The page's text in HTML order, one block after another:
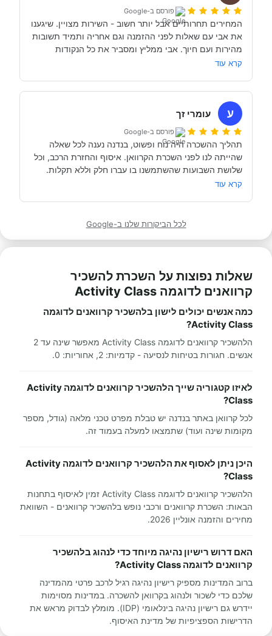
היה זמין לכל שאלה, לפני ובמהלך השהות שלנו (וכמעט ולא
השכרנו את הקרוואן בדורטמונד, בגרמניה- קיבלנו את האוטו
תודה אבי!
פורסם ב-Google
קרא עוד
ע עומרי זך
פורסם ב-Google
מאוד מומלץ לכל מי שרוצה לעשות חופשה בקרוואן.
קרא עוד
לכל הביקורות שלנו ב-Google
שאלות נפוצות על השכרת להשכיר
קרוואנים לדוגמה Activity Class
כמה אנשים יכולים לישון בלהשכיר קרוואנים לדוגמה
Activity Class?
הלהשכיר קרוואנים לדוגמה Activity Class מאפשר שינה עד 2
אנשים. חגורות בטיחות לנסיעה - קדמיות: 2, אחוריות: 0.
לאיזו קטגוריה שייך הלהשכיר קרוואנים לדוגמה Activity
Class?
לכל קרוואן באתר בנדנה יש טבלת מפרט טכני מלאה (גודל, מספר
מקומות שינה ועוד) שתמצאו למעלה בעמוד זה.
היכן ניתן לאסוף את הלהשכיר קרוואנים לדוגמה Activity
Class?
הלהשכיר קרוואנים לדוגמה Activity Class זמין לאיסוף בתחנות
הבאות: השכרת קרוואנים ורכבי נופש בלהשכיר קרוואנים - השוואת
מחירים והזמנה אונליין 2026.
האם דרוש רישיון נהיגה מיוחד כדי לנהוג בלהשכיר
קרוואנים לדוגמה Activity Class?
ברוב המדינות מספיק רישיון נהיגה רגיל לרכב פרטי מהמדינה
שלכם כדי לשכור ולנהוג בקרוואן להשכרה. במדינות מסוימות
יידרש גם רישיון נהיגה בינלאומי (IDP). מומלץ לבדוק מראש את
הדרישות הספציפיות של מדינת האיסוף.